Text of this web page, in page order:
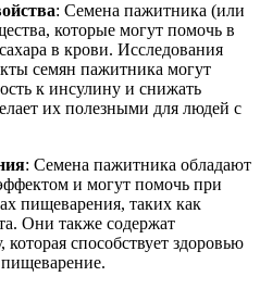
: Семена пажитника (или
которые могут помочь в
в крови. Исследования
семян пажитника могут
к инсулину и снижать
их полезными для людей с
: Семена пажитника обладают
и могут помочь при
пищеварения, таких как
Они также содержат
способствует здоровью